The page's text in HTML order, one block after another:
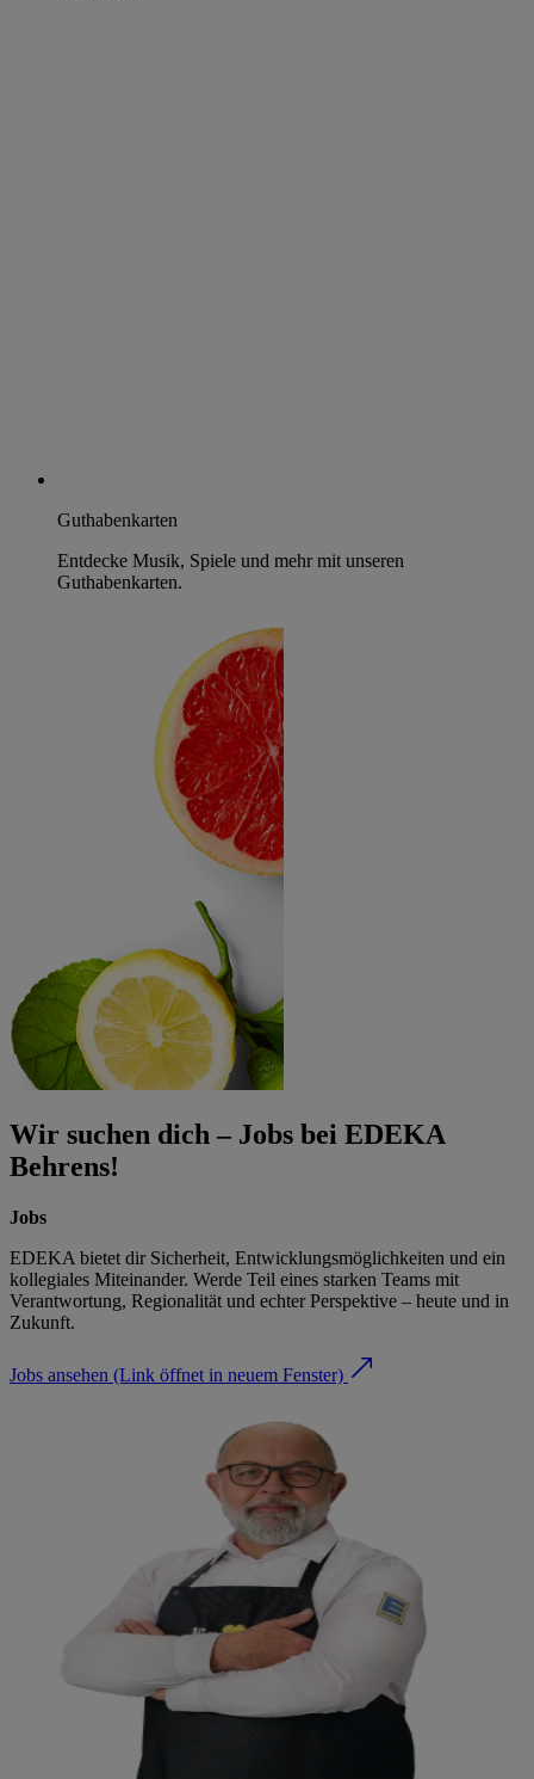
Guthabenkarten
Entdecke Musik, Spiele und mehr mit unseren
Guthabenkarten.
Wir suchen dich – Jobs bei EDEKA
Behrens!
Jobs
EDEKA bietet dir Sicherheit, Entwicklungsmöglichkeiten und ein
kollegiales Miteinander. Werde Teil eines starken Teams mit
Verantwortung, Regionalität und echter Perspektive – heute und in
Zukunft.
Jobs ansehen (Link öffnet in neuem Fenster)